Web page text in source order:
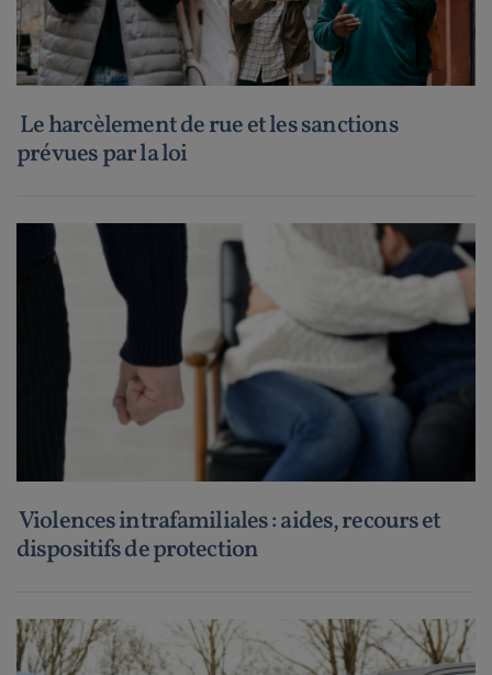
Le harcèlement de rue et les sanctions
prévues par la loi
Violences intrafamiliales : aides, recours et
dispositifs de protection